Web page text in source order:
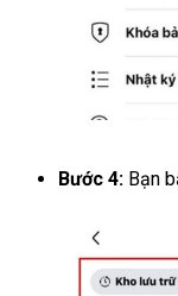
Bước 4:Bạn